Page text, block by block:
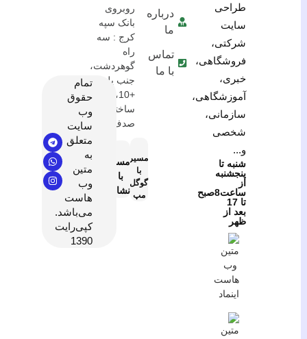
طراحی
سایت
شرکتی،
فروشگاهی،
خبری،
آموزشگاهی،
سازمانی،
شخصی
و...
شنبه تا
پنجشنبه
از
ساعت8صبح
تا 17
بعد از
ظهر
درباره
ما
تماس
با ما
روبروی
بانک سپه
کرج : سه
راه
گوهردشت،
جنب پلیس
+10،
ساختمان
صدف
مسیریابی
گوگل
مپ
مسیریابی
نشان
تمام
حقوق
وب
سایت
متعلق
به
متین
وب
هاست
می‌باشد.
کپی‌رایت
1390